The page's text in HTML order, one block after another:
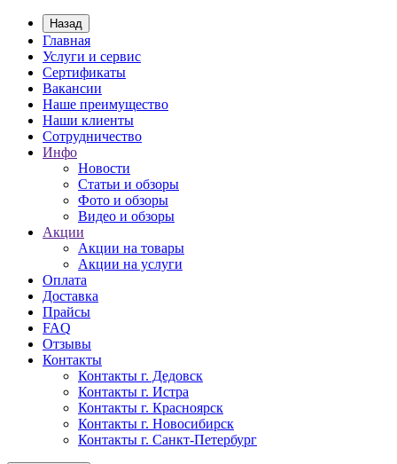
Назад
Главная
Услуги и сервис
Сертификаты
Вакансии
Наше преимущество
Наши клиенты
Сотрудничество
Инфо
Новости
Статьи и обзоры
Фото и обзоры
Видео и обзоры
Акции
Акции на товары
Акции на услуги
Оплата
Доставка
Прайсы
FAQ
Отзывы
Контакты
Контакты г. Дедовск
Контакты г. Истра
Контакты г. Красноярск
Контакты г. Новосибирск
Контакты г. Санкт-Петербург